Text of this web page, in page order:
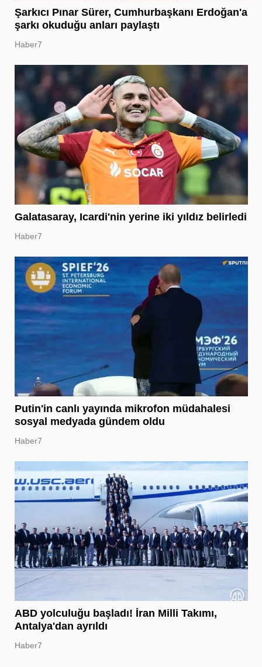
Şarkıcı Pınar Sürer, Cumhurbaşkanı Erdoğan'a
şarkı okuduğu anları paylaştı
Haber7
Galatasaray, Icardi'nin yerine iki yıldız belirledi
Haber7
Putin'in canlı yayında mikrofon müdahalesi
sosyal medyada gündem oldu
Haber7
ABD yolculuğu başladı! İran Milli Takımı,
Antalya'dan ayrıldı
Haber7